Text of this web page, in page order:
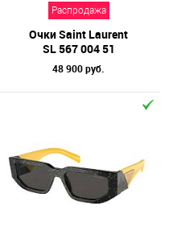
Распродажа
Очки Saint Laurent
SL 567 004 51
48 900 руб.